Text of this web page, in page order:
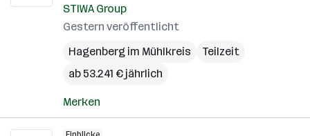
STIWA Group
Gestern veröffentlicht
Hagenberg im Mühlkreis
Teilzeit
ab 53.241 € jährlich
Merken